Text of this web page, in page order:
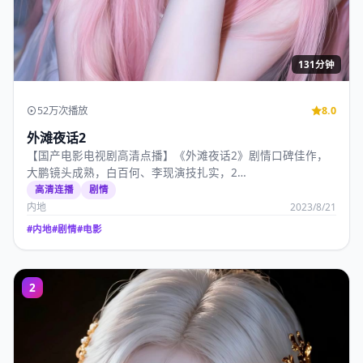
131分钟
52万次播放 8.0
外滩夜话2
【国产电影电视剧高清点播】《外滩夜话2》剧情口碑佳作，
大鹏镜头成熟，白百何、李现演技扎实，2…
高清连播 剧情
内地 2023/8/21
#内地#剧情#电影
2